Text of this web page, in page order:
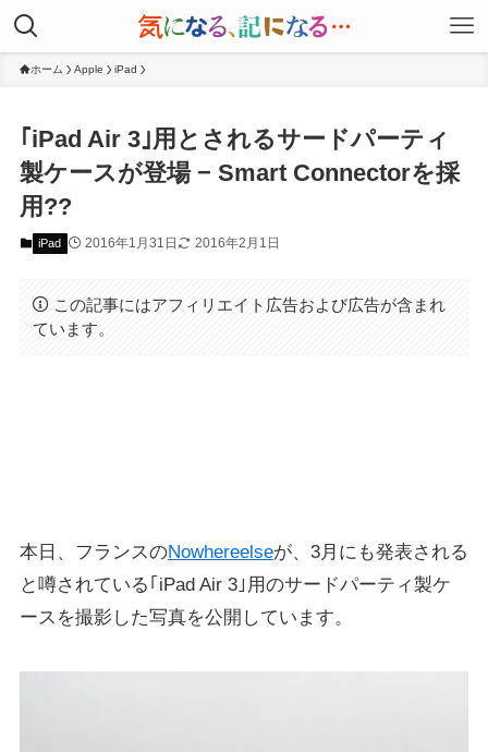
ホーム Apple iPad
｢iPad Air 3｣用とされるサードパーティ
製ケースが登場 − Smart Connectorを採
用??
iPad 2016年1月31日 2016年2月1日
この記事にはアフィリエイト広告および広告が含まれ
ています。
本日、フランスのNowhereelseが、3月にも発表される
と噂されている｢iPad Air 3｣用のサードパーティ製ケ
ースを撮影した写真を公開しています。